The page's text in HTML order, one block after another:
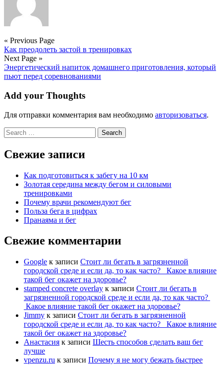
« Previous Page
Как преодолеть застой в тренировках
Next Page »
Энергетический напиток домашнего приготовления, который
пьют перед соревнованиями
Add your Thoughts
Для отправки комментария вам необходимо авторизоваться.
Search
for:
Свежие записи
Как подготовиться к забегу на 10 км
Золотая середина между бегом и силовыми
тренировками
Почему врачи рекомендуют бег
Польза бега в цифрах
Пранаяма и бег
Свежие комментарии
Google к записи Стоит ли бегать в загрязненной
городской среде и если да, то как часто? Какое влияние
такой бег окажет на здоровье?
stamped concrete overlay к записи Стоит ли бегать в
загрязненной городской среде и если да, то как часто?
Какое влияние такой бег окажет на здоровье?
Jimmy к записи Стоит ли бегать в загрязненной
городской среде и если да, то как часто? Какое влияние
такой бег окажет на здоровье?
Анастасия к записи Шесть способов сделать ваш бег
лучше
vpenzu.ru к записи Почему я не могу бежать быстрее